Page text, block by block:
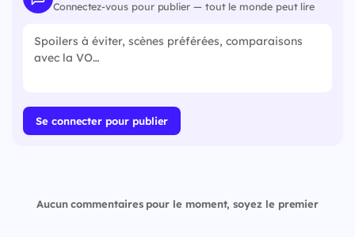
Connectez-vous pour publier — tout le monde peut lire
Se connecter pour publier
Aucun commentaires pour le moment, soyez le premier